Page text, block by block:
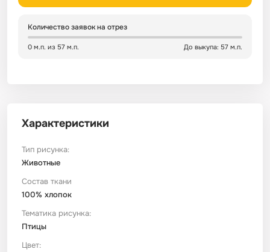
Количество заявок на отрез
0 м.п. из 57 м.п. До выкупа: 57 м.п.
Характеристики
Тип рисунка:
Животные
Состав ткани
100% хлопок
Тематика рисунка:
Птицы
Цвет:
Сатин
Сатин Страйп
Сатин Твил
Сетка
Ситец
ТиСи Твил
Трикотаж
Тюль
Фланель
Зеленый
Детский
Город / архитектура
Морская тема
Космос
Техника / транспорт